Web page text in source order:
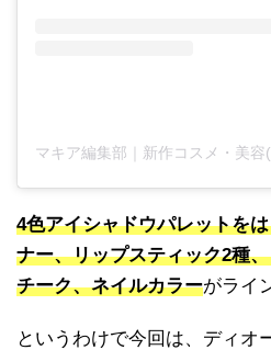
4色アイシャドウパレットを
ナー、リップスティック2種
チーク、ネイルカラーがライ
というわけで今回は、ディオ